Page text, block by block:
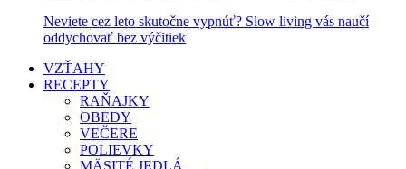
Neviete cez leto skutočne vypnúť? Slow living vás naučí
oddychovať bez výčitiek
VZŤAHY
RECEPTY
RAŇAJKY
OBEDY
VEČERE
POLIEVKY
MÄSITÉ JEDLÁ